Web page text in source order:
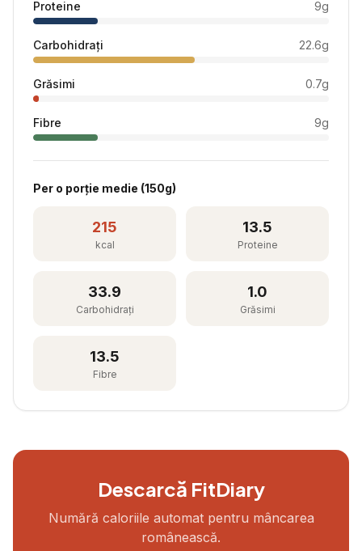
Proteine 9g
Carbohidrați 22.6g
Grăsimi 0.7g
Fibre 9g
Per o porție medie (150g)
215
kcal
13.5
Proteine
33.9
Carbohidrați
1.0
Grăsimi
13.5
Fibre
Descarcă FitDiary
Numără caloriile automat pentru mâncarea
românească.